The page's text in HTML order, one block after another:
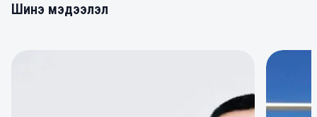
Шинэ мэдээлэл